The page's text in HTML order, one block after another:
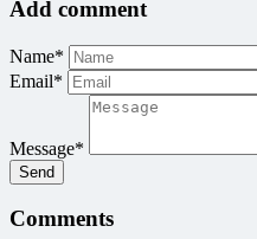
Add comment
Name*
Email*
Message*
Send
Comments